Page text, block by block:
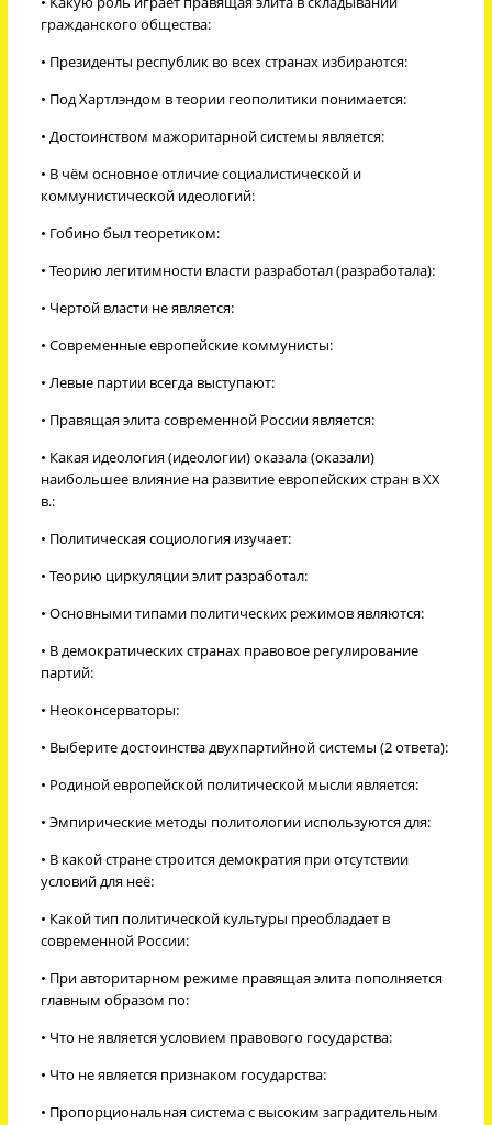
гражданского общества:
• Президенты республик во всех странах избираются:
• Под Хартлэндом в теории геополитики понимается:
• Достоинством мажоритарной системы является:
• В чём основное отличие социалистической и
коммунистической идеологий:
• Гобино был теоретиком:
• Теорию легитимности власти разработал (разработала):
• Чертой власти не является:
• Современные европейские коммунисты:
• Левые партии всегда выступают:
• Правящая элита современной России является:
• Какая идеология (идеологии) оказала (оказали)
наибольшее влияние на развитие европейских стран в ХХ
в.:
• Политическая социология изучает:
• Теорию циркуляции элит разработал:
• Основными типами политических режимов являются:
• В демократических странах правовое регулирование
партий:
• Неоконсерваторы:
• Выберите достоинства двухпартийной системы (2 ответа):
• Родиной европейской политической мысли является:
• Эмпирические методы политологии используются для:
• В какой стране строится демократия при отсутствии
условий для неё:
• Какой тип политической культуры преобладает в
современной России:
• При авторитарном режиме правящая элита пополняется
главным образом по:
• Что не является условием правового государства:
• Что не является признаком государства:
• Пропорциональная система с высоким заградительным